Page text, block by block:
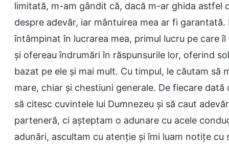
limitată, m-am gândit că, dacă m-ar ghida astfel
despre adevăr, iar mântuirea mea ar fi
întâmpinat în lucrarea mea, primul lucru pe care
și ofereau îndrumări în răspunsurile lor, oferind
bazat pe ele și mai mult. Cu timpul, le căutam să
mare, chiar și chestiuni generale. De fiecare
să citesc cuvintele lui Dumnezeu și să caut
parteneră, ci așteptam o adunare cu acele
adunări, ascultam cu atenție și îmi luam notițe